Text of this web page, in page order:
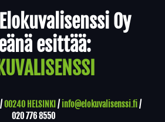
Oy
esittää:
00240 HELSINKI / info@elokuvalisenssi.fi/
020 776 8550